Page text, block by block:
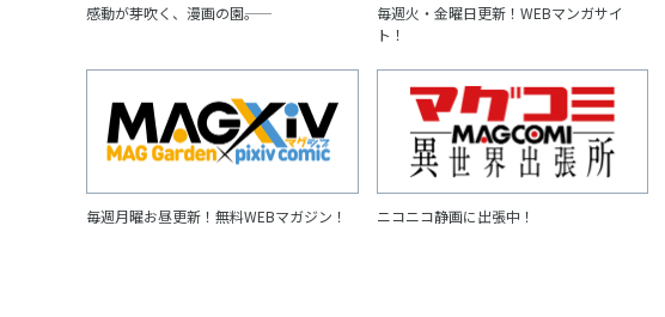
感動が芽吹く、漫画の園――。
毎週火・金曜日更新！WEBマンガサイ
ト！
毎週月曜お昼更新！無料WEBマガジン！ ニコニコ静画に出張中！